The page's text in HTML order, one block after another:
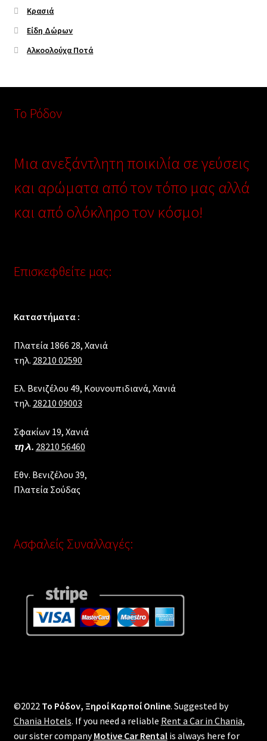
Κρασιά
Είδη Δώρων
Αλκοολούχα Ποτά
Το Ρόδον
Μια ανεξάντλητη ποικιλία σε γεύσεις
και αρώματα από τον τόπο μας αλλά
και από ολόκληρο τον κόσμο!
Επισκεφθείτε μας:
Καταστήματα :
Πλατεία 1866 28, Xανιά
τηλ. 28210 02590
Ελ. Βενιζέλου 49, Κουνουπιδιανά, Χανιά
τηλ. 28210 09003
Σφακίων 19, Χανιά
τηλ. 28210 56460
Εθν. Βενιζέλου 39,
Πλατεία Σούδας
Ασφαλείς Συναλλαγές:
©2022 Το Ρόδον, Ξηροί Καρποί Online. Suggested by
Chania Hotels. If you need a reliable Rent a Car in Chania,
our sister companyMotive Car Rentalis always here for